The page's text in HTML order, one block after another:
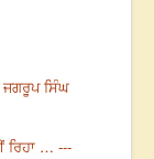
ਸਿੰਘ
ਰਿਹਾ … ---